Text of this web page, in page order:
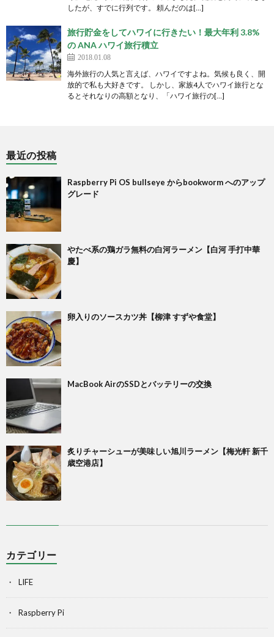
したが、すでに行列です。 頼んだのは[…]
旅行貯金をしてハワイに行きたい！最大年利 3.8%
の ANA ハワイ旅行積立
2018.01.08
海外旅行の人気と言えば、ハワイですよね。気候も良く、開
放的で私も大好きです。 しかし、家族4人でハワイ旅行とな
るとそれなりの高額となり、「ハワイ旅行の[…]
最近の投稿
Raspberry Pi OS bullseye からbookworm へのアップ
グレード
やたべ系の鶏ガラ無料の白河ラーメン【白河 手打中華
慶】
卵入りのソースカツ丼【柳津 すずや食堂】
MacBook AirのSSDとバッテリーの交換
炙りチャーシューが美味しい旭川ラーメン【梅光軒 新千
歳空港店】
カテゴリー
LIFE
Raspberry Pi